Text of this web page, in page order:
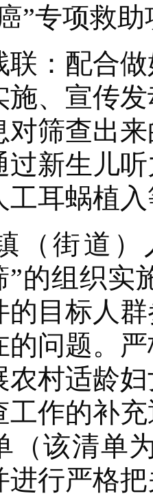
”专项救
配合做
施、宣传
对筛查出
过新生儿
工耳蜗植
街道）
”的组织
的目标人
的问题。
农村适龄
工作的补
（该清单
进行严格